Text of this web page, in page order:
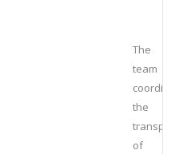
The
team
the
of